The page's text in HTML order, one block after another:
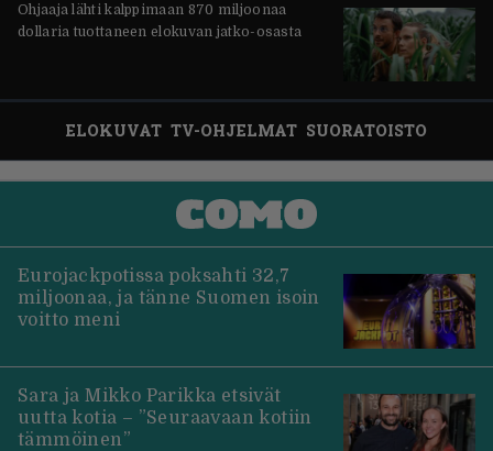
Ohjaaja lähti kalppimaan 870 miljoonaa
dollaria tuottaneen elokuvan jatko-osasta
ELOKUVAT TV-OHJELMAT SUORATOISTO
Eurojackpotissa poksahti 32,7
miljoonaa, ja tänne Suomen isoin
voitto meni
Sara ja Mikko Parikka etsivät
uutta kotia – ”Seuraavaan kotiin
tämmöinen”